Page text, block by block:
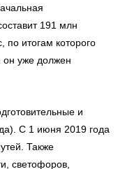
191 млн
по итогам которого
он уже должен
и
С 1 июня 2019 года
Также
светофоров,